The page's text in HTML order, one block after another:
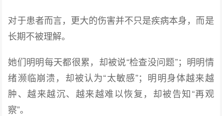
对于患者而言，更大的伤害并不只是疾病本身，而是
长期不被理解。
她们明明每天都很累，却被说“检查没问题”；明明情
绪濒临崩溃，却被认为“太敏感”；明明身体越来越
肿、越来越沉、越来越难以恢复，却被告知“再观
察”。